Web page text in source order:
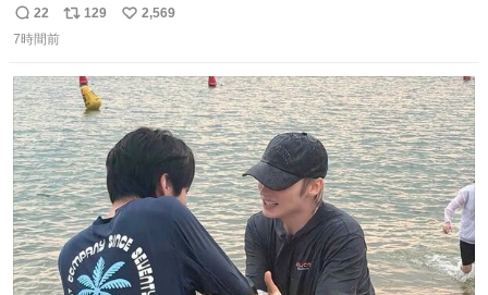
世代（笑） #70年代 #80年代 #昭和レトロ
返
信
22
リ
ト
数
129
い
数
2,569
7時間前